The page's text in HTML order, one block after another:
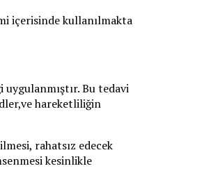
içerisinde kullanılmakta
Bu tedavi
hareketliliğin
rahatsız edecek
kesinlikle